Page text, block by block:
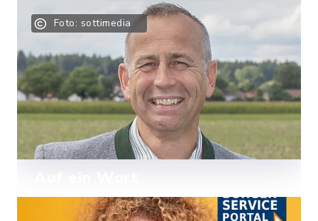
Foto: sottimedia
Unser Erster Bürgermeister Michael